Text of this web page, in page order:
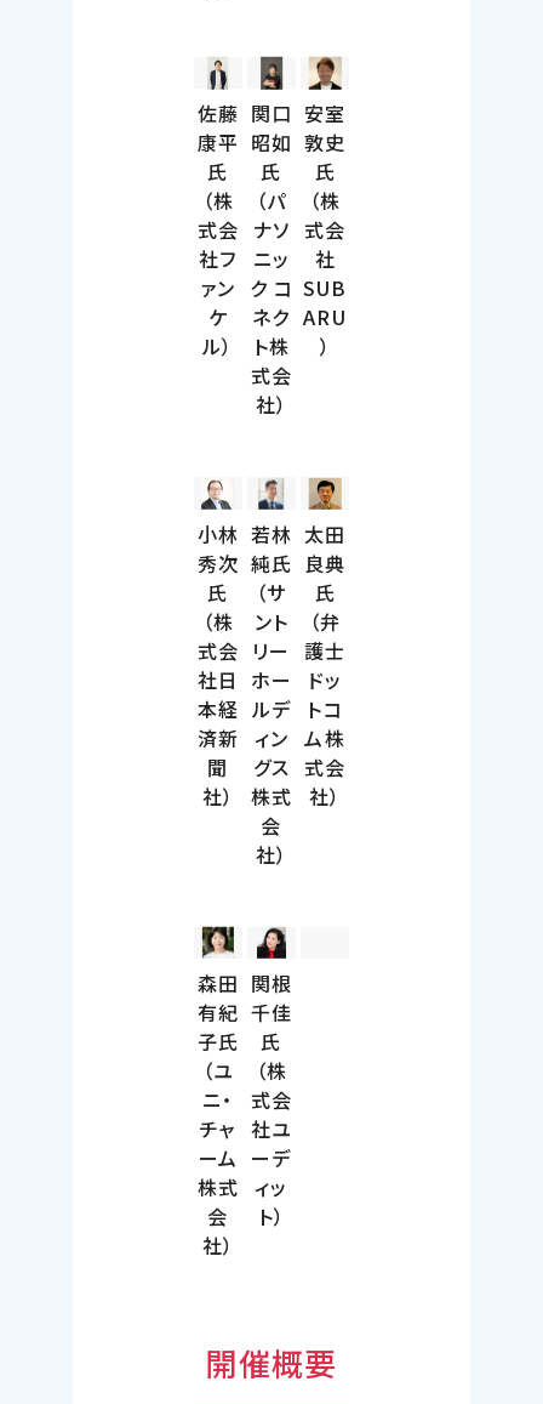
佐藤
康平
氏
（株
式会
社フ
ァン
ケ
ル）
関口
昭如
氏
（パ
ナソ
ニッ
ク コ
ネク
ト株
式会
社）
安室
敦史
氏
（株
式会
社
SUB
ARU
）
小林
秀次
氏
（株
式会
社日
本経
済新
聞
社）
若林
純氏
（サ
ント
リー
ホー
ルデ
ィン
グス
株式
会
社）
太田
良典
氏
（弁
護士
ドッ
トコ
ム株
式会
社）
森田
有紀
子氏
（ユ
ニ・
チャ
ーム
株式
会
社）
関根
千佳
氏
（株
式会
社ユ
ーデ
ィッ
ト）
開催概要